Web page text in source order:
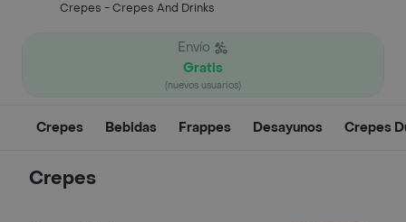
Crepes - Crepes And Drinks
Envío
Gratis
(nuevos usuarios)
Crepes Bebidas Frappes Desayunos Crepes
Crepes